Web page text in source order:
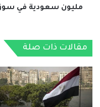
القوة
مقالات ذات صلة